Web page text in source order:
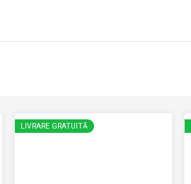
LIVRARE GRATUITĂ